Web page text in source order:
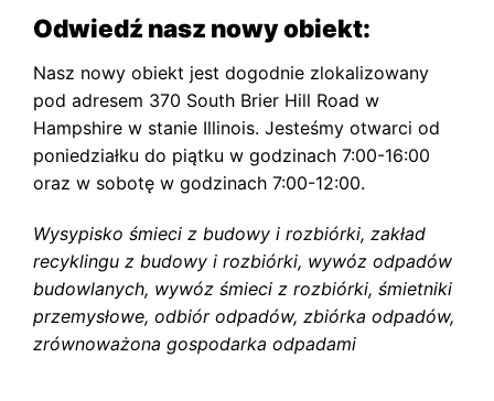
Odwiedź nasz nowy obiekt:
Nasz nowy obiekt jest dogodnie zlokalizowany
pod adresem 370 South Brier Hill Road w
Hampshire w stanie Illinois. Jesteśmy otwarci od
poniedziałku do piątku w godzinach 7:00-16:00
oraz w sobotę w godzinach 7:00-12:00.
Wysypisko śmieci z budowy i rozbiórki, zakład
recyklingu z budowy i rozbiórki, wywóz odpadów
budowlanych, wywóz śmieci z rozbiórki, śmietniki
przemysłowe, odbiór odpadów, zbiórka odpadów,
zrównoważona gospodarka odpadami